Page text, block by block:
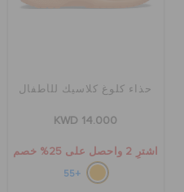
حذاء كلوغ كلاسيك للأطفال
KWD 14.000
اشترِ 2 واحصل على 25% خصم
+55